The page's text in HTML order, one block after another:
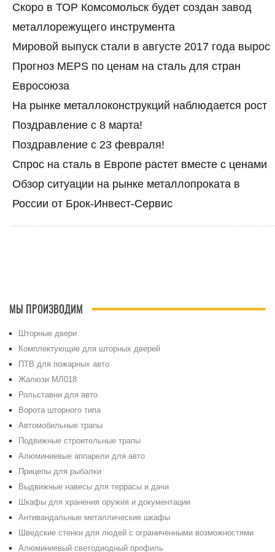
Скоро в ТОР Комсомольск будет создан завод
металлорежущего инструмента
Мировой выпуск стали в августе 2017 года вырос
Прогноз MEPS по ценам на сталь для стран
Евросоюза
На рынке металлоконструкций наблюдается рост
Поздравление с 8 марта!
Поздравление с 23 февраля!
Спрос на сталь в Европе растет вместе с ценами
Обзор ситуации на рынке металлопроката в
России от Брок-Инвест-Сервис
МЫ ПРОИЗВОДИМ
Шторные двери
Комплектующие для шторных дверей
ПТВ для пожарных авто
Жалюзи МЛ018
Рольставни для авто
Ворота шторного типа
Автомобильные трапы
Подвижные строительные трапы
Алюминиевые аппарели для авто
Прицепы для рыбалки
Выдвижные навесы для террасы и дачи
Шкафы для хранения оружия и документации
Антивандальные металлические шкафы
Шведские стенки для людей с ограниченными возможностями
Алюминиевый светодиодный профиль